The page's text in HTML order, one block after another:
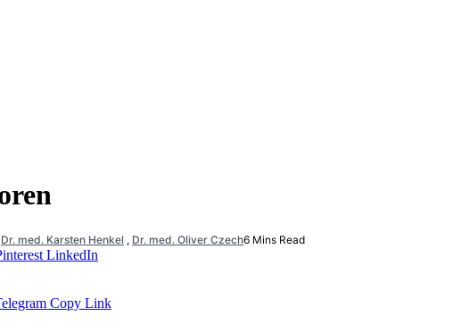
Dr. med. Karsten Henkel , Dr. med. Oliver Czech6 Mins Read
LinkedIn
Copy Link